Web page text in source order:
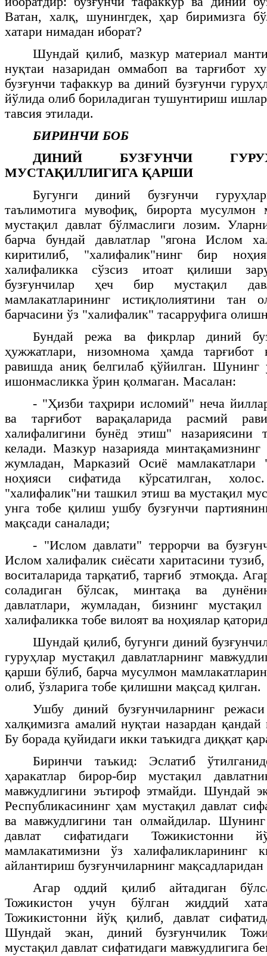
Ватан, халқ, шунингдек, ҳар биримизга
хатари нимадан иборат?
Шундай қилиб, мазкур материал
нуқтаи назаридан оммабоп ва тарғибот
бузғунчи тафаккур ва диний бузғунчи
йўлида олиб бориладиган тушунтириш
тавсия этилади.
БИРИНЧИ БОБ
ДИНИЙ БУЗҒУНЧИ
МУСТАҚИЛЛИГИГА ҚАРШИ
Бугунги диний бузғунчи
таълимотига мувофиқ, бирорта мусулмон
мустақил давлат бўлмаслиги лозим.
барча бундай давлатлар "ягона Ислом
киритилиб, "халифалик"нинг бир
халифаликка сўзсиз итоат қилиши
бузғунчилар ҳеч бир мустақил
мамлакатларининг истиқлолиятини тан
барчасини ўз "халифалик" тасарруфига
Бундай режа ва фикрлар диний
ҳужжатлари, низомнома ҳамда тарғибот
равишда аниқ белгилаб қўйилган. Шунинг
ишонмасликка ўрин қолмаган. Масалан:
- "Ҳизби таҳрири исломий" неча
ва тарғибот варақаларида расмий
халифалигини бунёд этиш" назариясини
келади. Мазкур назарияда минтақамизнинг
жумладан, Марказий Осиё мамлакатлари
ноҳияси сифатида кўрсатилган,
"халифалик"ни ташкил этиш ва мустақил
унга тобе қилиш ушбу бузғунчи
мақсади саналади;
- "Ислом давлати" террорчи ва
Ислом халифалик сиёсати харитасини
воситаларида тарқатиб, тарғиб этмоқда.
соладиган бўлсак, минтақа ва
давлатлари, жумладан, бизнинг
халифаликка тобе вилоят ва ноҳиялар
Шундай қилиб, бугунги диний
гуруҳлар мустақил давлатларнинг
қарши бўлиб, барча мусулмон
олиб, ўзларига тобе қилишни мақсад қилган.
Ушбу диний бузғунчиларнинг
халқимизга амалий нуқтаи назардан қандай
Бу борада қуйидаги икки таъкидга диққат
Биринчи таъкид: Эслатиб
ҳаракатлар бирор-бир мустақил
мавжудлигини эътироф этмайди. Шундай
Республикасининг ҳам мустақил давлат
ва мавжудлигини тан олмайдилар.
давлат сифатидаги
мамлакатимизни ўз халифаликларининг
айлантириш бузғунчиларнинг
Агар оддий қилиб айтадиган
Тожикистон учун бўлган жиддий
Тожикистонни йўқ қилиб, давлат
Шундай экан, диний бузғунчилик
мустақил давлат сифатидаги мавжудлигига